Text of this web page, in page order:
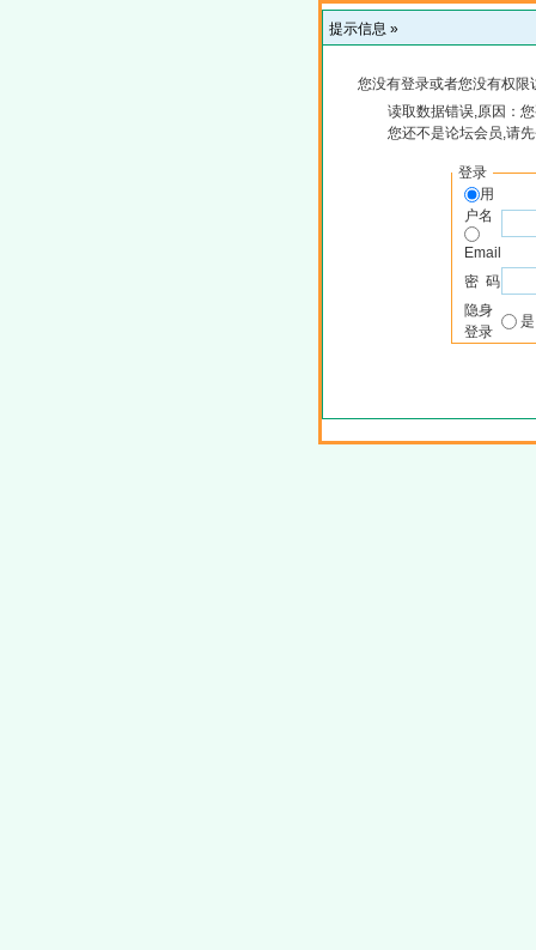
提示信息 »
您没有登录或者您没有权
读取数据错误,原因：
您还不是论坛会员,请
登录
用
户名
Email
密 码
隐身
登录